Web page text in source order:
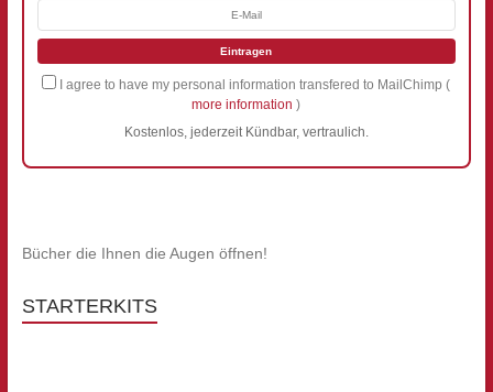
I agree to have my personal information transfered to MailChimp (
more information )
Kostenlos, jederzeit Kündbar, vertraulich.
Bücher die Ihnen die Augen öffnen!
STARTERKITS